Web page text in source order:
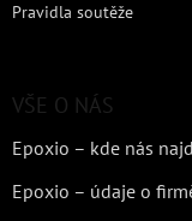
Pravidla soutěže
VŠE O NÁS
Epoxio – kde nás
Epoxio – údaje o